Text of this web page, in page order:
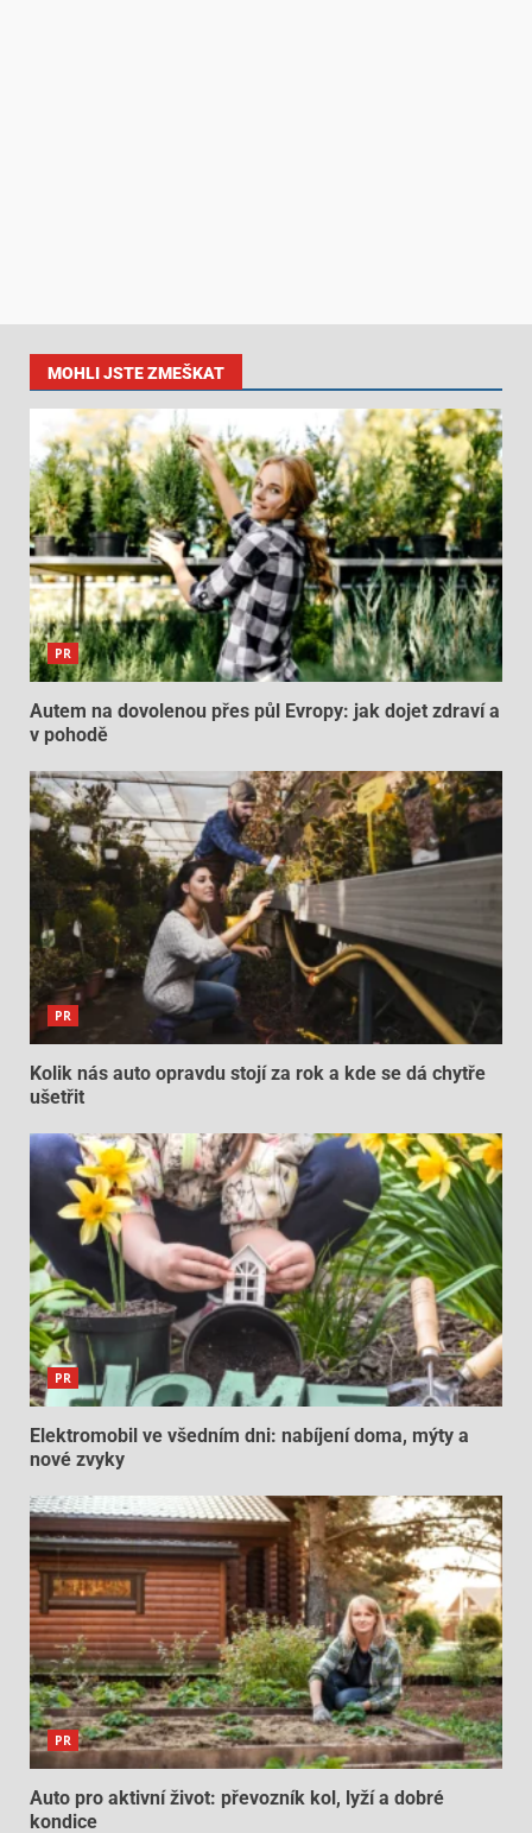
MOHLI JSTE ZMEŠKAT
PR
Autem na dovolenou přes půl Evropy: jak dojet zdraví a
v pohodě
PR
Kolik nás auto opravdu stojí za rok a kde se dá chytře
ušetřit
PR
Elektromobil ve všedním dni: nabíjení doma, mýty a
nové zvyky
PR
Auto pro aktivní život: převozník kol, lyží a dobré
kondice